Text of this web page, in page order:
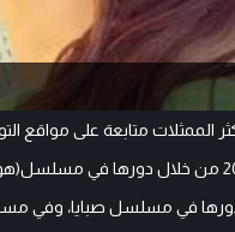
متابعة على مواقع
مواطنتها السورية الجوازالجزائرينسبة لوالدتها، بدأت مشوارها